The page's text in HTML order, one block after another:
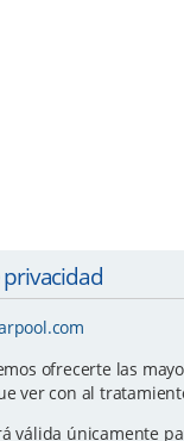
privacidad
ofrecerte las
ver con al
válida únicamente